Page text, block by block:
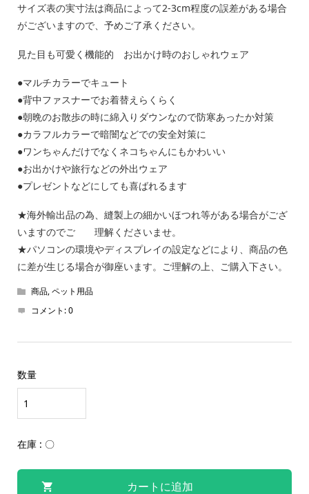
サイズ表の実寸法は商品によって2-3cm程度の誤差がある場合
がございますので、予めご了承ください。
見た目も可愛く機能的 お出かけ時のおしゃれウェア
●マルチカラーでキュート
●背中ファスナーでお着替えらくらく
●朝晩のお散歩の時に綿入りダウンなので防寒あったか対策
●カラフルカラーで暗闇などでの安全対策に
●ワンちゃんだけでなくネコちゃんにもかわいい
●お出かけや旅行などの外出ウェア
●プレゼントなどにしても喜ばれるます
★海外輸出品の為、縫製上の細かいほつれ等がある場合がござ
いますのでご 理解くださいませ。
★パソコンの環境やディスプレイの設定などにより、商品の色
に差が生じる場合が御座います。ご理解の上、ご購入下さい。
商品,ペット用品
コメント:0
数量
在庫 : 〇